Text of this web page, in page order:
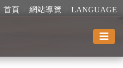
首頁 網站導覽 LANGUAGE